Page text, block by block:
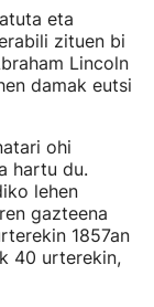
eta
zituen bi
Lincoln
damak eutsi
ohi
hartu du.
lehen
gazteena
1857an
40 urterekin,